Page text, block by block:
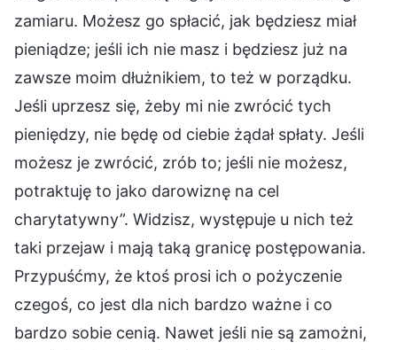
zamiaru. Możesz go spłacić, jak będziesz miał
pieniądze; jeśli ich nie masz i będziesz już na
zawsze moim dłużnikiem, to też w porządku.
Jeśli uprzesz się, żeby mi nie zwrócić tych
pieniędzy, nie będę od ciebie żądał spłaty. Jeśli
możesz je zwrócić, zrób to; jeśli nie możesz,
potraktuję to jako darowiznę na cel
charytatywny”. Widzisz, występuje u nich też
taki przejaw i mają taką granicę postępowania.
Przypuśćmy, że ktoś prosi ich o pożyczenie
czegoś, co jest dla nich bardzo ważne i co
bardzo sobie cenią. Nawet jeśli nie są zamożni,